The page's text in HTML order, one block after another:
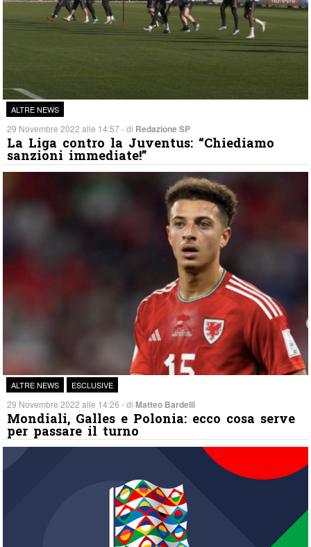
ALTRE NEWS
29 Novembre 2022 alle 14:57 - di Redazione SP
La Liga contro la Juventus: “Chiediamo
sanzioni immediate!”
ALTRE NEWS ESCLUSIVE
29 Novembre 2022 alle 14:26 - di Matteo Bardelli
Mondiali, Galles e Polonia: ecco cosa serve
per passare il turno